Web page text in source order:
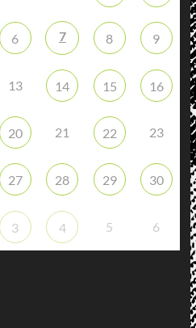
6 7 8 9
13 14 15 16
20 21 22 23
27 28 29 30
3 4 5 6